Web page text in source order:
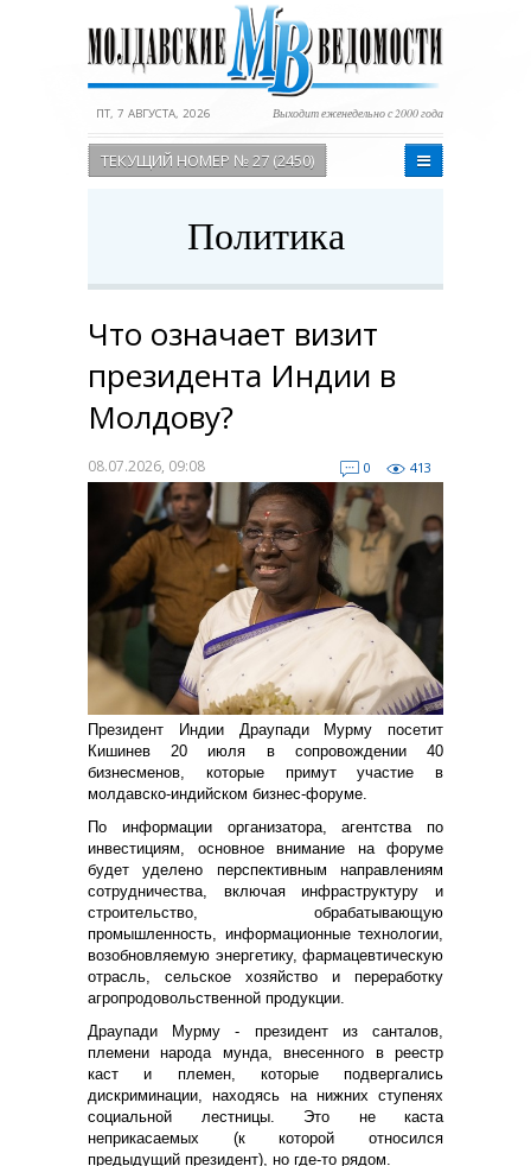
ПТ, 7 АВГУСТА, 2026 Выходит еженедельно с 2000 года
ТЕКУЩИЙ НОМЕР № 27 (2450)
Политика
Что означает визит
президента Индии в
Молдову?
08.07.2026, 09:08 0 413
Президент Индии Драупади Мурму посетит
Кишинев 20 июля в сопровождении 40
бизнесменов, которые примут участие в
молдавско-индийском бизнес-форуме.
По информации организатора, агентства по
инвестициям, основное внимание на форуме
будет уделено перспективным направлениям
сотрудничества, включая инфраструктуру и
строительство, обрабатывающую
промышленность, информационные технологии,
возобновляемую энергетику, фармацевтическую
отрасль, сельское хозяйство и переработку
агропродовольственной продукции.
Драупади Мурму - президент из санталов,
племени народа мунда, внесенного в реестр
каст и племен, которые подвергались
дискриминации, находясь на нижних ступенях
социальной лестницы. Это не каста
неприкасаемых (к которой относился
предыдущий президент), но где-то рядом.